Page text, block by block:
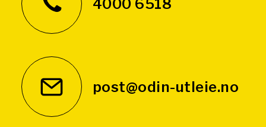
4000 6518
post@odin-utleie.no